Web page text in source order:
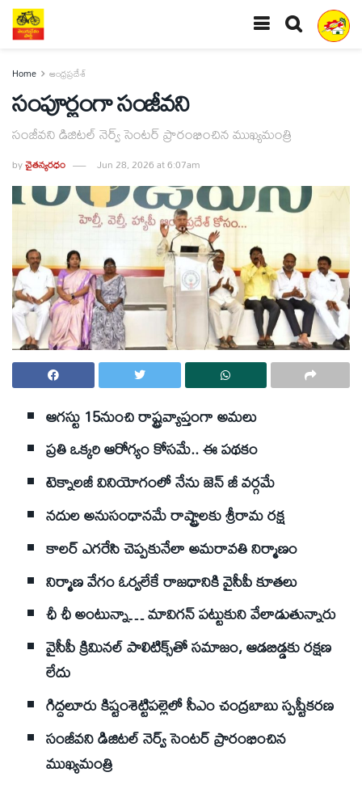
Home ఆంధ్రప్రదేశ్
సంపూర్ణంగా సంజీవని
సంజీవని డిజిటల్ నెర్వ్ సెంటర్ ప్రారంభించిన ముఖ్యమంత్రి
byచైతన్యరధం Jun 28, 2026 at 6:07am
ఆగస్టు 15నుంచి రాష్ట్రవ్యాప్తంగా అమలు
ప్రతి ఒక్కరి ఆరోగ్యం కోసమే.. ఈ పథకం
టెక్నాలజీ వినియోగంలో నేను జెన్ జీ వర్గమే
నదుల అనుసంధానమే రాష్ట్రాలకు శ్రీరామ రక్ష
కాలర్ ఎగరేసి చెప్పకునేలా అమరావతి నిర్మాణం
నిర్మాణ వేగం ఓర్వలేకే రాజధానికి వైసీపీ కూతలు
ఛీ ఛీ అంటున్నా… మావిగన్ పట్టుకుని వేలాడుతున్నారు
వైసీపీ క్రిమినల్ పాలిటిక్స్‌తో సమాజం, ఆడబిడ్డకు రక్షణ
లేదు
గిద్దలూరు కిష్టంశెట్టిపల్లెలో సీఎం చంద్రబాబు స్పష్టీకరణ
సంజీవని డిజిటల్ నెర్వ్ సెంటర్ ప్రారంభించిన
ముఖ్యమంత్రి